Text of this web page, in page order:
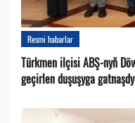
Resmi habarlar
Türkmen ilçisi ABŞ-nyň
geçirlen duşuşyga gatnaşdy